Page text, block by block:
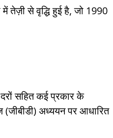
तेज़ी से वृद्धि हुई है, जो 1990
सहित कई प्रकार के
अध्ययन पर आधारित